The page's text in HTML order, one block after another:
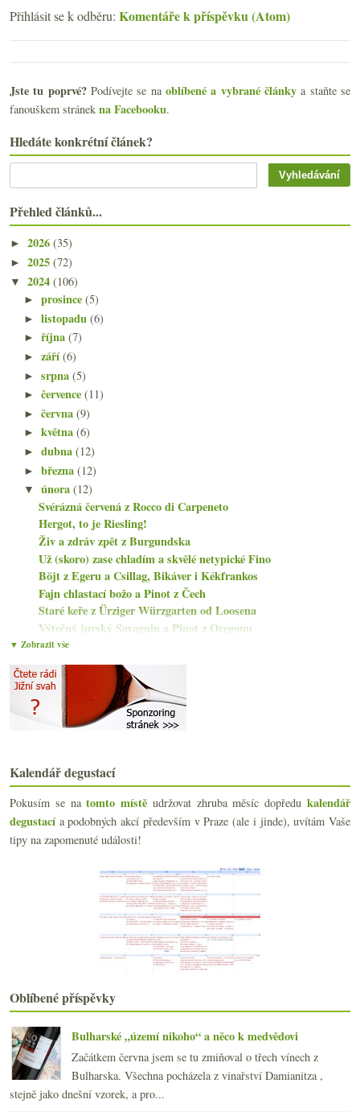
Přihlásit se k odběru: Komentáře k příspěvku (Atom)
Jste tu poprvé?Podívejte se naoblíbené a vybrané články a staňte se
fanouškem stránek na Facebooku.
Hledáte konkrétní článek?
Přehled článků...
► 2026 (35)
► 2025 (72)
▼ 2024 (106)
►prosince(5)
►listopadu(6)
►října(7)
►září(6)
►srpna(5)
►července(11)
►června(9)
►května(6)
►dubna(12)
►března(12)
▼února(12)
Svérázná červená z Rocco di Carpeneto
Hergot, to je Riesling!
Živ a zdráv zpět z Burgundska
Už (skoro) zase chladím a skvělé netypické Fino
Böjt z Egeru a Csillag, Bikáver i Kékfrankos
Fajn chlastací božo a Pinot z Čech
Staré keře z Ürziger Würzgarten od Loosena
Výtečný jurský Savagnin a Pinot z Oregonu
Čtyři různorodá červená z Moravy
„Alternativní“ ryzlinky od Kováře a Bauera
Vinařství roku, La Dive sířené, Furmint
Dvakrát chutné Dolcetto z Dogliani
ledna(15)
►2021(239)
►2020 (239)
►2019(238)
► 2018(240)
2010
►2009(249)
►2008(270)
►2007(108)
▼ Zobrazit vše
Kalendář degustací
Pokusím se natomto místě udržovat zhruba měsíc dopředukalendář
degustacía podobných akcí především v Praze (ale i jinde), uvítám Vaše
tipy na zapomenuté události!
Oblíbené příspěvky
Bulharské „území nikoho“ a něco k medvědovi
Začátkem června jsem se tu zmiňoval o třech vínech z
Bulharska. Všechna pocházela z vinařství Damianitza ,
stejně jako dnešní vzorek, a pro...